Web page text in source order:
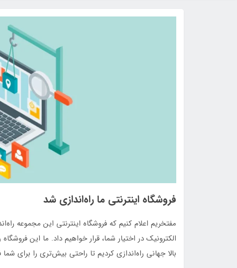
فروشگاه اینترنتی ما راه‌اندازی شد
مفتخریم اعلام کنیم که فروشگاه اینترنتی این مجموعه
الکترونیک در اختیار شما، قرار خواهیم داد. ما این
بالا جهانی راه‌اندازی کردیم تا راحتی بیش‌تری را برای